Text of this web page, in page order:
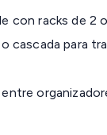
con racks de 2
cascada para